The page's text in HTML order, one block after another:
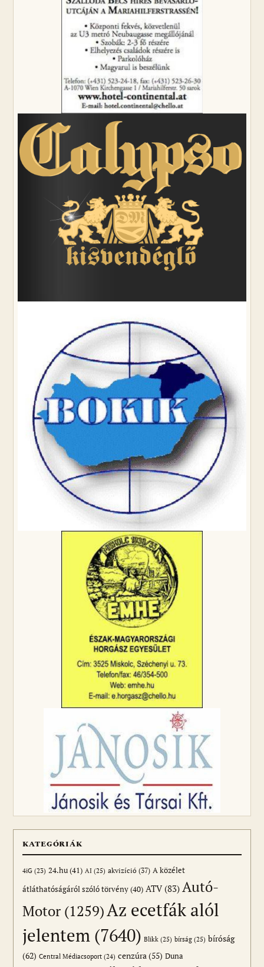
KATEGÓRIÁK
4iG (23) 24.hu(41) AI (25) akvizíció (37) A közélet
átláthatóságáról szóló törvény(40) ATV(83) Autó-
Motor (1259)Az ecetfák alól
jelentem (7640) Blikk (25) bírság (25) bíróság
(62) Central Médiacsoport (24) cenzúra(55) Duna